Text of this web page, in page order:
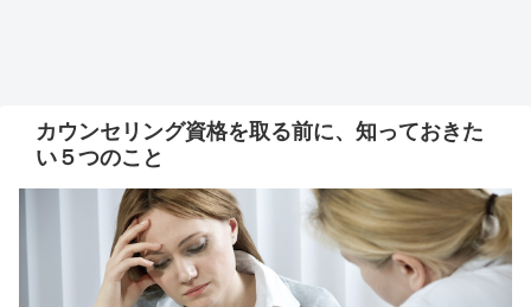
カウンセリング資格を取る前に、知っておきた
い５つのこと